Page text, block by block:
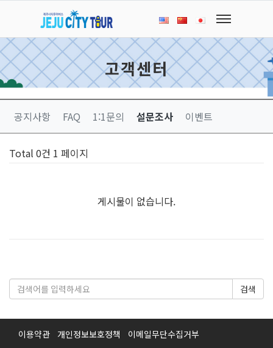
고객센터
공지사항 FAQ 1:1문의 설문조사 이벤트
Total 0건 1 페이지
게시물이 없습니다.
검색
이용약관 개인정보보호정책
이메일무단수집거부